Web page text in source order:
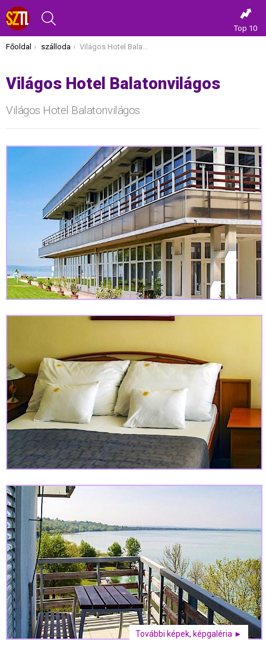
Top 10
Itt vagy most:
Főoldal szálloda Világos Hotel Balatonvilágos
Világos Hotel Balatonvilágos
Világos Hotel Balatonvilágos
További képek, képgaléria ►